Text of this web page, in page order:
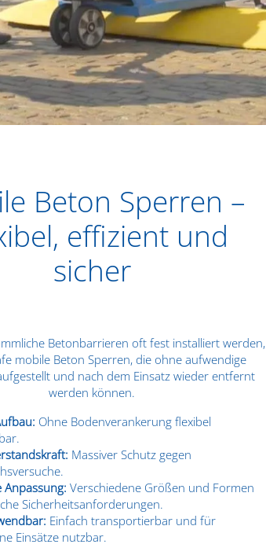
Beton Sperren –
effizient und
sicher
Betonbarrieren oft fest installiert werden,
mobile Beton Sperren, die ohne aufwendige
und nach dem Einsatz wieder entfernt
werden können.
Ohne Bodenverankerung flexibel
Massiver Schutz gegen
Anpassung: Verschiedene Größen und Formen
Sicherheitsanforderungen.
Einfach transportierbar und für
Einsätze nutzbar.